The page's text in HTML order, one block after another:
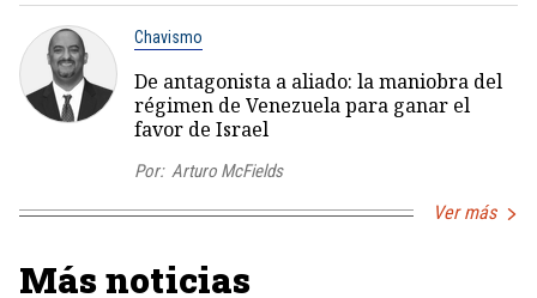
Chavismo
De antagonista a aliado: la maniobra del
régimen de Venezuela para ganar el
favor de Israel
Por: Arturo McFields
Ver más
Más noticias